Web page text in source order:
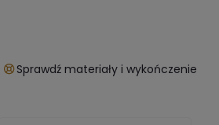
Sprawdź materiały i wykończenie